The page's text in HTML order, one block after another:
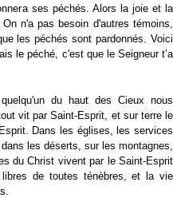
ses péchés. Alors la joie et la
n'a pas besoin d'autres témoins,
les péchés sont pardonnés. Voici
le péché, c'est que le Seigneur t’a
du haut des Cieux nous
vit par Saint-Esprit, et sur terre le
Dans les églises, les services
les déserts, sur les montagnes,
du Christ vivent par le Saint-Esprit
de toutes ténèbres, et la vie